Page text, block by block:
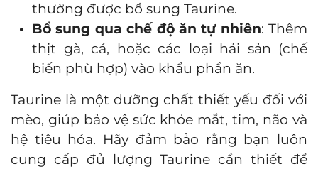
thường được bổ sung Taurine.
Bổ sung qua chế độ ăn tự nhiên: Thêm
thịt gà, cá, hoặc các loại hải sản (chế
biến phù hợp) vào khẩu phần ăn.
Taurine là một dưỡng chất thiết yếu đối với
mèo, giúp bảo vệ sức khỏe mắt, tim, não và
hệ tiêu hóa. Hãy đảm bảo rằng bạn luôn
cung cấp đủ lượng Taurine cần thiết để